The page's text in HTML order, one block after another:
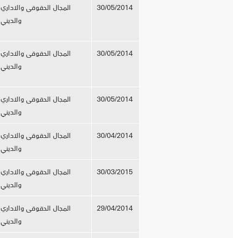
المجال الحقوقى والاداري
والديني
30/05/2014
المجال الحقوقى والاداري
والديني
30/05/2014
المجال الحقوقى والاداري
والديني
30/05/2014
المجال الحقوقى والاداري
والديني
30/04/2014
المجال الحقوقى والاداري
والديني
30/03/2015
المجال الحقوقى والاداري
والديني
29/04/2014